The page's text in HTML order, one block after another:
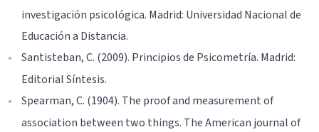
investigación psicológica. Madrid: Universidad Nacional de
Educación a Distancia.
Santisteban, C. (2009). Principios de Psicometría. Madrid:
Editorial Síntesis.
Spearman, C. (1904). The proof and measurement of
association between two things. The American journal of